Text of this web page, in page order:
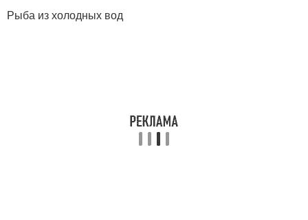
Рыба из холодных вод